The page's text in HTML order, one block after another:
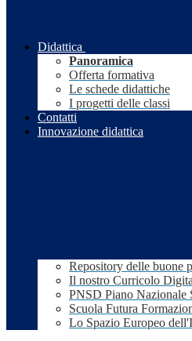
Didattica
Panoramica
Offerta formativa
Le schede didattiche
I progetti delle classi
Contatti
Innovazione didattica
Repository delle buone
Il nostro Curricolo
PNSD Piano Nazionale
Scuola Futura
Lo Spazio Europeo